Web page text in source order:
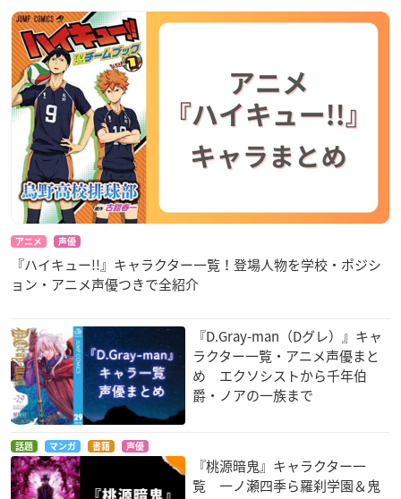
アニメ 声優
『ハイキュー!!』キャラクター一覧！登場人物を学校・ポジシ
ョン・アニメ声優つきで全紹介
『D.Gray-man（Dグレ）』キャ
ラクター一覧・アニメ声優まと
め エクソシストから千年伯
爵・ノアの一族まで
話題 マンガ 書籍 声優
『桃源暗鬼』キャラクター一
覧 一ノ瀬四季ら羅刹学園＆鬼